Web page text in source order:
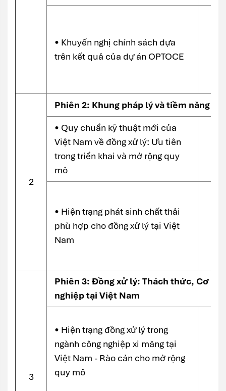
• Khuyến nghị chính sách dựa
trên kết quả của dự án OPTOCE
2
Phiên 2: Khung pháp lý và tiềm năng
• Quy chuẩn kỹ thuật mới của
Việt Nam về đồng xử lý: Ưu tiên
trong triển khai và mở rộng quy
mô
• Hiện trạng phát sinh chất thải
phù hợp cho đồng xử lý tại Việt
Nam
3
Phiên 3: Đồng xử lý: Thách thức, Cơ
nghiệp tại Việt Nam
• Hiện trạng đồng xử lý trong
ngành công nghiệp xi măng tại
Việt Nam - Rào cản cho mở rộng
quy mô